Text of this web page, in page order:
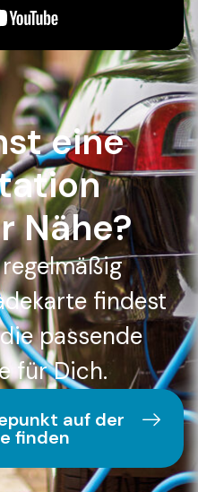
eine
Nähe?
findest
passende
für Dich.
auf der
finden